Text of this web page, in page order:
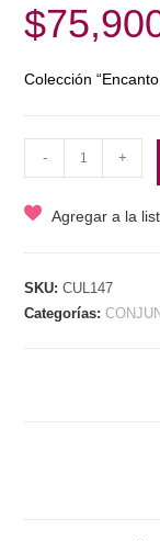
$
Colección
CONJUNTO
ABRIL
cantidad
- +
Agregar a la
SKU:CUL147
Categorías: